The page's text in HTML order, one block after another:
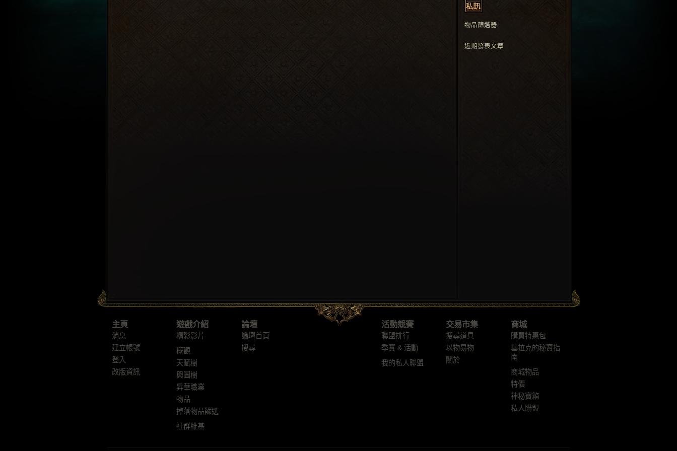
物品篩選器
近期發表文章
主頁
消息
建立帳號
登入
改版資訊
遊戲介紹
精彩影片
概觀
天賦樹
輿圖樹
昇華職業
物品
掉落物品篩選
社群維基
論壇
論壇首頁
搜尋
活動競賽
聯盟排行
季賽 & 活動
我的私人聯盟
交易市集
搜尋道具
以物易物
關於
商城
購買特惠包
基拉克的秘寶指
南
商城物品
特價
神秘寶箱
私人聯盟